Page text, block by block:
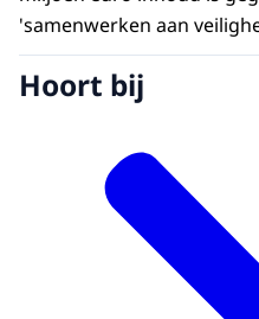
'samenwerken aan
Hoort bij